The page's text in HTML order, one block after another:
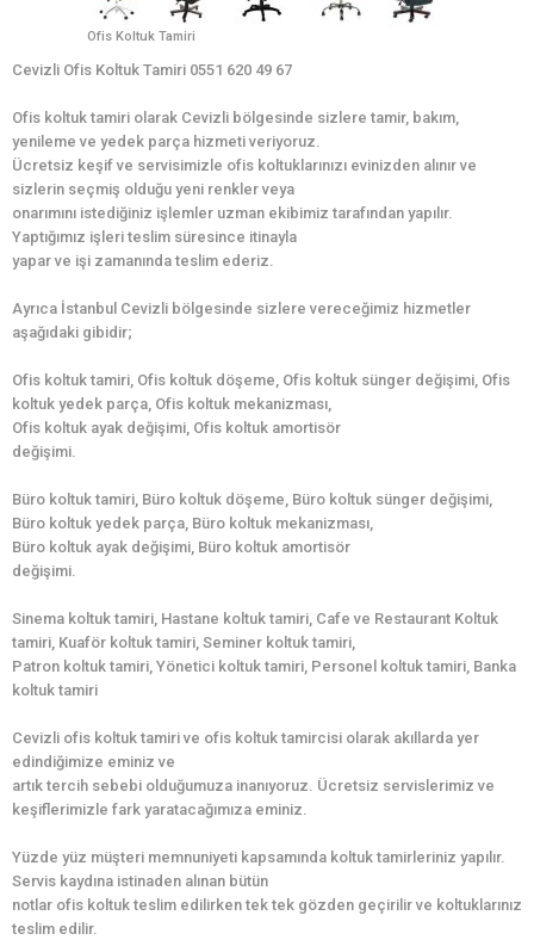
Ofis Koltuk Tamiri
Cevizli Ofis Koltuk Tamiri 0551 620 49 67
Ofis koltuk tamiri olarak Cevizli bölgesinde sizlere tamir, bakım,
yenileme ve yedek parça hizmeti veriyoruz.
Ücretsiz keşif ve servisimizle ofis koltuklarınızı evinizden alınır ve
sizlerin seçmiş olduğu yeni renkler veya
onarımını istediğiniz işlemler uzman ekibimiz tarafından yapılır.
Yaptığımız işleri teslim süresince itinayla
yapar ve işi zamanında teslim ederiz.
Ayrıca İstanbul Cevizli bölgesinde sizlere vereceğimiz hizmetler
aşağıdaki gibidir;
Ofis koltuk tamiri, Ofis koltuk döşeme, Ofis koltuk sünger değişimi, Ofis
koltuk yedek parça, Ofis koltuk mekanizması,
Ofis koltuk ayak değişimi, Ofis koltuk amortisör
değişimi.
Büro koltuk tamiri, Büro koltuk döşeme, Büro koltuk sünger değişimi,
Büro koltuk yedek parça, Büro koltuk mekanizması,
Büro koltuk ayak değişimi, Büro koltuk amortisör
değişimi.
Sinema koltuk tamiri, Hastane koltuk tamiri, Cafe ve Restaurant Koltuk
tamiri, Kuaför koltuk tamiri, Seminer koltuk tamiri,
Patron koltuk tamiri, Yönetici koltuk tamiri, Personel koltuk tamiri, Banka
koltuk tamiri
Cevizli ofis koltuk tamiri ve ofis koltuk tamircisi olarak akıllarda yer
edindiğimize eminiz ve
artık tercih sebebi olduğumuza inanıyoruz. Ücretsiz servislerimiz ve
keşiflerimizle fark yaratacağımıza eminiz.
Yüzde yüz müşteri memnuniyeti kapsamında koltuk tamirleriniz yapılır.
Servis kaydına istinaden alınan bütün
notlar ofis koltuk teslim edilirken tek tek gözden geçirilir ve koltuklarınız
teslim edilir.